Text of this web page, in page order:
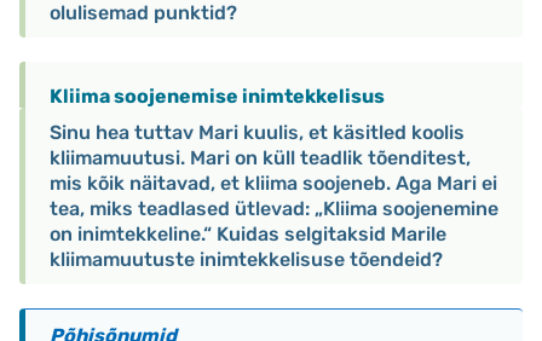
olulisemad punktid?
Kliima soojenemise inimtekkelisus
Sinu hea tuttav Mari kuulis, et käsitled koolis
kliimamuutusi. Mari on küll teadlik tõenditest,
mis kõik näitavad, et kliima soojeneb. Aga Mari ei
tea, miks teadlased ütlevad: „Kliima soojenemine
on inimtekkeline.“ Kuidas selgitaksid Marile
kliimamuutuste inimtekkelisuse tõendeid?
Põhisõnumid